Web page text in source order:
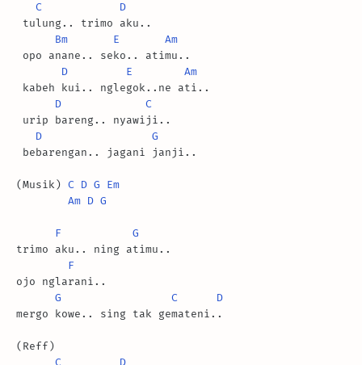
C
D
tulung.. trimo aku..
Bm
E
Am
opo anane.. seko.. atimu..
D
E
Am
kabeh kui.. nglegok..ne ati..
D
C
urip bareng.. nyawiji..
D
G
bebarengan.. jagani janji..
(Musik) C D G
Em
Am D G
F
G
trimo aku.. ning atimu..
F
ojo nglarani..
G
C
D
mergo kowe.. sing tak gemateni..
(Reff)
C
D